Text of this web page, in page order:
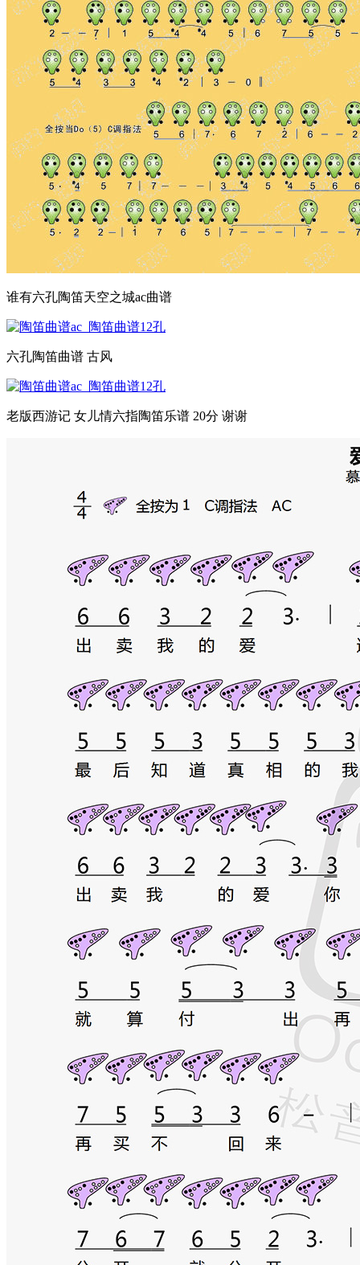
谁有六孔陶笛天空之城ac曲谱
六孔陶笛曲谱 古风
老版西游记 女儿情六指陶笛乐谱 20分 谢谢